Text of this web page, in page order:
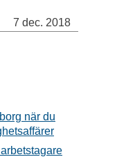
7 dec. 2018
när du